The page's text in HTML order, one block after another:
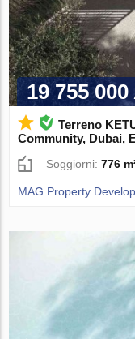
19 755 000
Terreno
Community, Dubai,
Soggiorni:776
MAG Property